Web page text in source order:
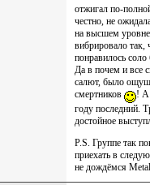
отжигал по-
честно, не
на высшем
вибрировало так,
понравилось
Да в почем и
салют, было
смертников
! А
году последний.
достойное
P.S. Группе так
приехать в
не дождёмся